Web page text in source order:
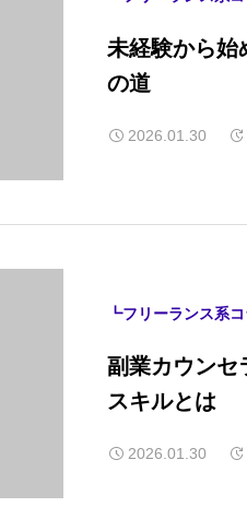
未経験から始
の道
2026.01.30
┗フリーランス系
副業カウンセ
スキルとは
2026.01.30